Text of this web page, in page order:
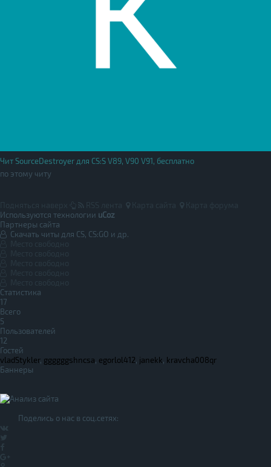
Чит SourceDestroyer для CS:S V89, V90 V91, бесплатно
по этому читу
Используются технологии uCoz
Партнеры сайта
Скачать читы для CS, CS:GO и др.
Статистика
17
Всего
5
Пользователей
12
Гостей
vladStykler, ggggggshncsa, egorlol412, janekk, kravcha008qr
Баннеры
Поделись о нас в соц.сетях: